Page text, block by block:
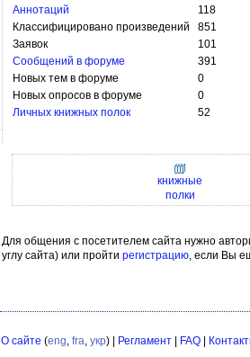
Аннотаций
118
Классифицировано произведений
851
Заявок
101
Сообщений в форуме
391
Новых тем в форуме
0
Новых опросов в форуме
0
Личных книжных полок
52
книжные
полки
Для общения с посетителем сайта нужно
углу сайта) или пройти регистрацию, если Вы
О сайте (eng, fra, укр) | Регламент| FAQ|